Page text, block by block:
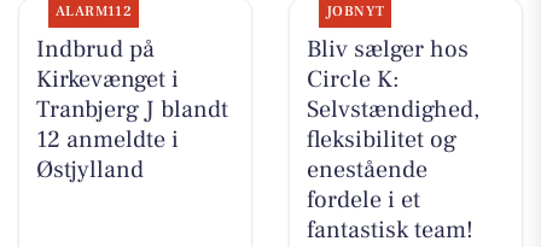
ALARM112
Indbrud på
Kirkevænget i
Tranbjerg J blandt
12 anmeldte i
Østjylland
JOBNYT
Bliv sælger hos
Circle K:
Selvstændighed,
fleksibilitet og
enestående
fordele i et
fantastisk team!